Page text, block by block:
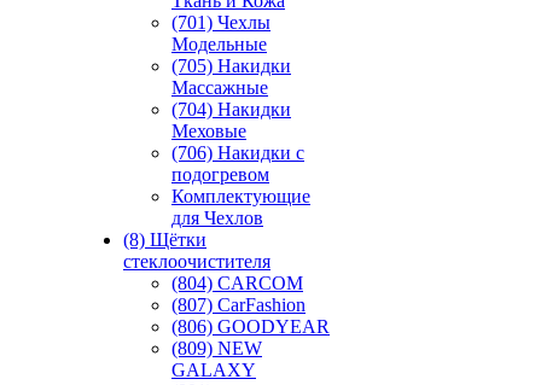
(701) Чехлы
Модельные
(705) Накидки
Массажные
(704) Накидки
Меховые
(706) Накидки с
подогревом
Комплектующие
для Чехлов
(8) Щётки
стеклоочистителя
(804) CARCOM
(807) CarFashion
(806) GOODYEAR
(809) NEW
GALAXY